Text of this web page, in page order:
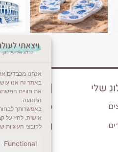
אנחנו מכבדים
באתר זה אנו
את חוויית
התנועה.
באפשרותך
אישית. לחץ על
לקובצי העוגיות
Functional
שלי צרו קשר
לשליחת